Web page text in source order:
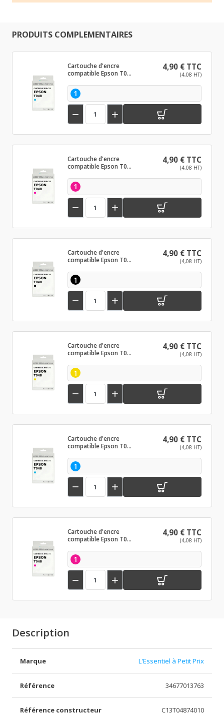
PRODUITS COMPLEMENTAIRES
Cartouche d'encre
compatible Epson T048
4,90 € TTC
(4,08 HT)
1
 
Cartouche d'encre
compatible Epson T048
4,90 € TTC
(4,08 HT)
1
 
Cartouche d'encre
compatible Epson T048
4,90 € TTC
(4,08 HT)
1
 
Cartouche d'encre
compatible Epson T048
4,90 € TTC
(4,08 HT)
1
 
Cartouche d'encre
compatible Epson T048
4,90 € TTC
(4,08 HT)
1
 
Cartouche d'encre
compatible Epson T048
4,90 € TTC
(4,08 HT)
1
 
Description
Marque L'Essentiel à Petit Prix
Référence 34677013763
Référence constructeur C13T04874010